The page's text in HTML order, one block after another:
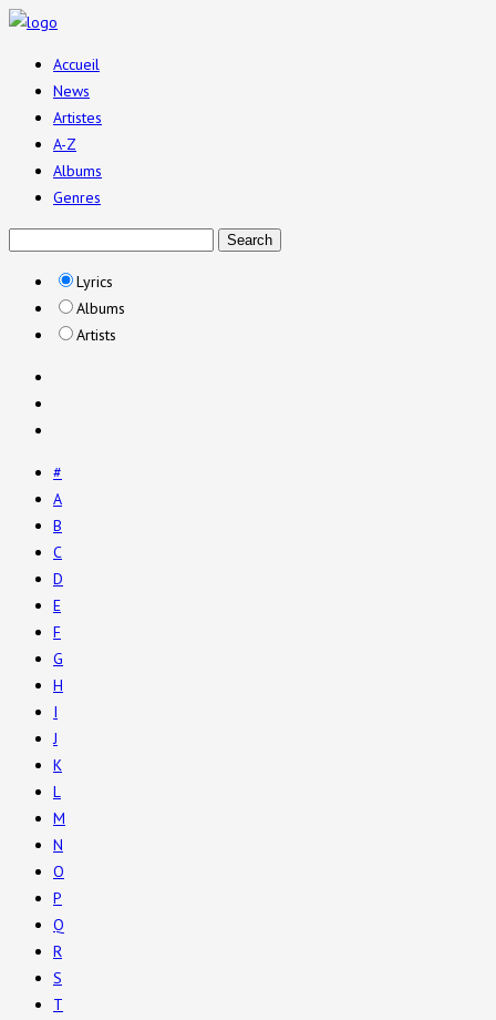
Accueil
News
Artistes
A-Z
Albums
Genres
Lyrics
Albums
Artists
#
A
B
C
D
E
F
G
H
I
J
K
L
M
N
O
P
Q
R
S
T